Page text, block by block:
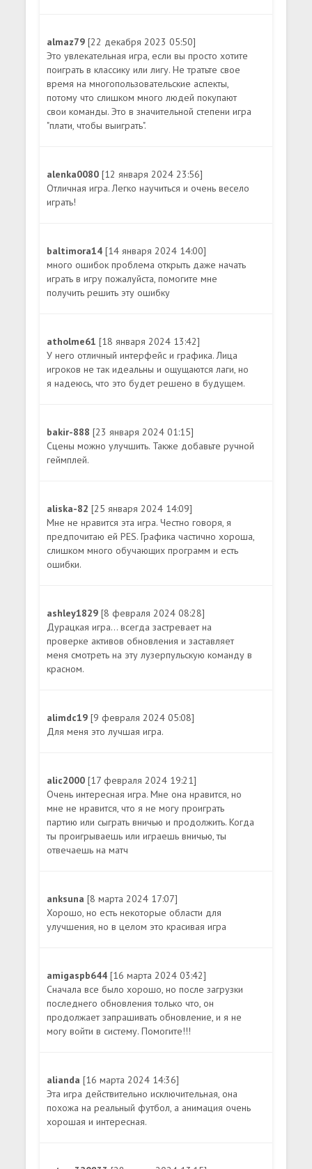
almaz79[22 декабря 2023 05:50]
Это увлекательная игра, если вы просто хотите
поиграть в классику или лигу. Не тратьте свое
время на многопользовательские аспекты,
потому что слишком много людей покупают
свои команды. Это в значительной степени игра
"плати, чтобы выиграть".
alenka0080[12 января 2024 23:56]
Отличная игра. Легко научиться и очень весело
играть!
baltimora14[14 января 2024 14:00]
много ошибок проблема открыть даже начать
играть в игру пожалуйста, помогите мне
получить решить эту ошибку
atholme61[18 января 2024 13:42]
У него отличный интерфейс и графика. Лица
игроков не так идеальны и ощущаются лаги, но
я надеюсь, что это будет решено в будущем.
bakir-888[23 января 2024 01:15]
Сцены можно улучшить. Также добавьте ручной
геймплей.
aliska-82[25 января 2024 14:09]
Мне не нравится эта игра. Честно говоря, я
предпочитаю ей PES. Графика частично хороша,
слишком много обучающих программ и есть
ошибки.
ashley1829[8 февраля 2024 08:28]
Дурацкая игра... всегда застревает на
проверке активов обновления и заставляет
меня смотреть на эту лузерпульскую команду в
красном.
alimdc19[9 февраля 2024 05:08]
Для меня это лучшая игра.
alic2000[17 февраля 2024 19:21]
Очень интересная игра. Мне она нравится, но
мне не нравится, что я не могу проиграть
партию или сыграть вничью и продолжить. Когда
ты проигрываешь или играешь вничью, ты
отвечаешь на матч
anksuna[8 марта 2024 17:07]
Хорошо, но есть некоторые области для
улучшения, но в целом это красивая игра
amigaspb644[16 марта 2024 03:42]
Сначала все было хорошо, но после загрузки
последнего обновления только что, он
продолжает запрашивать обновление, и я не
могу войти в систему. Помогите!!!
alianda[16 марта 2024 14:36]
Эта игра действительно исключительная, она
похожа на реальный футбол, а анимация очень
хорошая и интересная.